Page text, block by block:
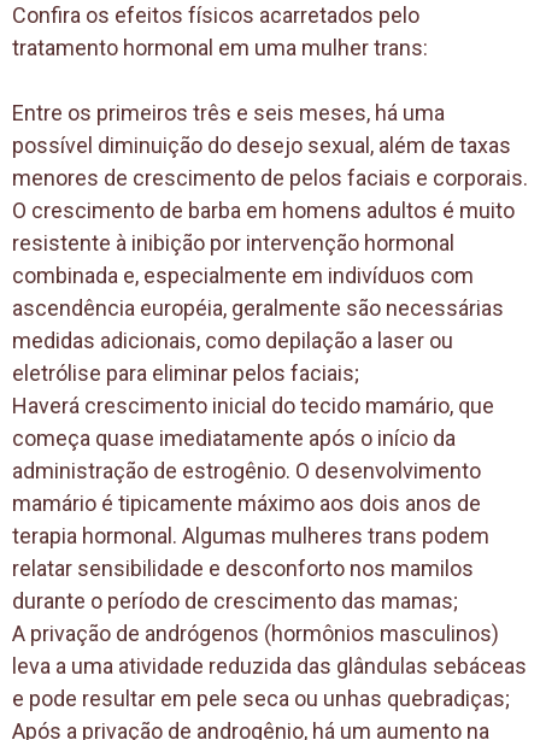
Confira os efeitos físicos acarretados pelo
tratamento hormonal em uma mulher trans:
Entre os primeiros três e seis meses, há uma
possível diminuição do desejo sexual, além de taxas
menores de crescimento de pelos faciais e corporais.
O crescimento de barba em homens adultos é muito
resistente à inibição por intervenção hormonal
combinada e, especialmente em indivíduos com
ascendência européia, geralmente são necessárias
medidas adicionais, como depilação a laser ou
eletrólise para eliminar pelos faciais;
Haverá crescimento inicial do tecido mamário, que
começa quase imediatamente após o início da
administração de estrogênio. O desenvolvimento
mamário é tipicamente máximo aos dois anos de
terapia hormonal. Algumas mulheres trans podem
relatar sensibilidade e desconforto nos mamilos
durante o período de crescimento das mamas;
A privação de andrógenos (hormônios masculinos)
leva a uma atividade reduzida das glândulas sebáceas
e pode resultar em pele seca ou unhas quebradiças;
Após a privação de androgênio, há um aumento na